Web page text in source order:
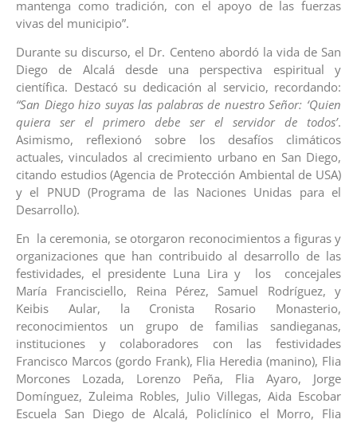
mantenga como tradición, con el apoyo de las fuerzas
vivas del municipio”.
Durante su discurso, el Dr. Centeno abordó la vida de San
Diego de Alcalá desde una perspectiva espiritual y
científica. Destacó su dedicación al servicio, recordando:
“San Diego hizo suyas las palabras de nuestro Señor: ‘Quien
quiera ser el primero debe ser el servidor de todos’.
Asimismo, reflexionó sobre los desafíos climáticos
actuales, vinculados al crecimiento urbano en San Diego,
citando estudios (Agencia de Protección Ambiental de USA)
y el PNUD (Programa de las Naciones Unidas para el
Desarrollo).
En la ceremonia, se otorgaron reconocimientos a figuras y
organizaciones que han contribuido al desarrollo de las
festividades, el presidente Luna Lira y los concejales
María Francisciello, Reina Pérez, Samuel Rodríguez, y
Keibis Aular, la Cronista Rosario Monasterio,
reconocimientos un grupo de familias sandieganas,
instituciones y colaboradores con las festividades
Francisco Marcos (gordo Frank), Flia Heredia (manino), Flia
Morcones Lozada, Lorenzo Peña, Flia Ayaro, Jorge
Domínguez, Zuleima Robles, Julio Villegas, Aida Escobar
Escuela San Diego de Alcalá, Policlínico el Morro, Flia